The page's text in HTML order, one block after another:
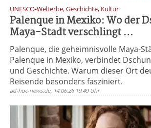
UNESCO-Welterbe, Geschichte, Kultur
Palenque in Mexiko: Wo der
Maya-Stadt verschlingt ...
Palenque, die geheimnisvolle Maya-
Palenque in Mexiko, verbindet
und Geschichte. Warum dieser Ort
Reisende besonders fasziniert.
ad-hoc-news.de, 14.06.26 19:49 Uhr